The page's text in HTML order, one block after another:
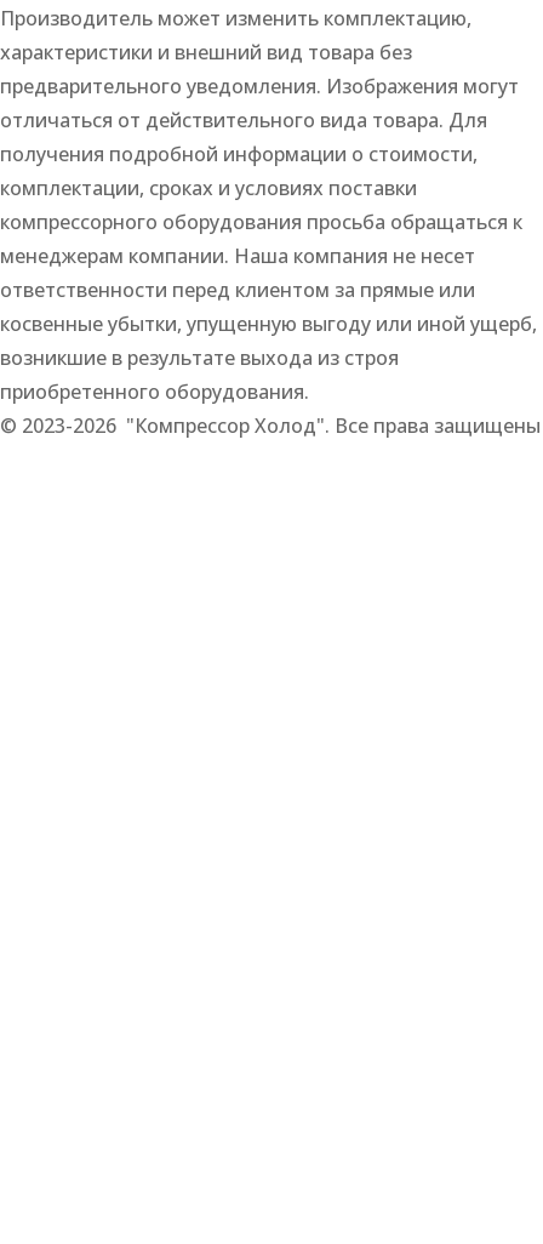
Производитель может изменить комплектацию,
характеристики и внешний вид товара без
предварительного уведомления. Изображения могут
отличаться от действительного вида товара. Для
получения подробной информации о стоимости,
комплектации, сроках и условиях поставки
компрессорного оборудования просьба обращаться к
менеджерам компании. Наша компания не несет
ответственности перед клиентом за прямые или
косвенные убытки, упущенную выгоду или иной ущерб,
возникшие в результате выхода из строя
приобретенного оборудования.
© 2023-2026 "Компрессор Холод". Все права защищены